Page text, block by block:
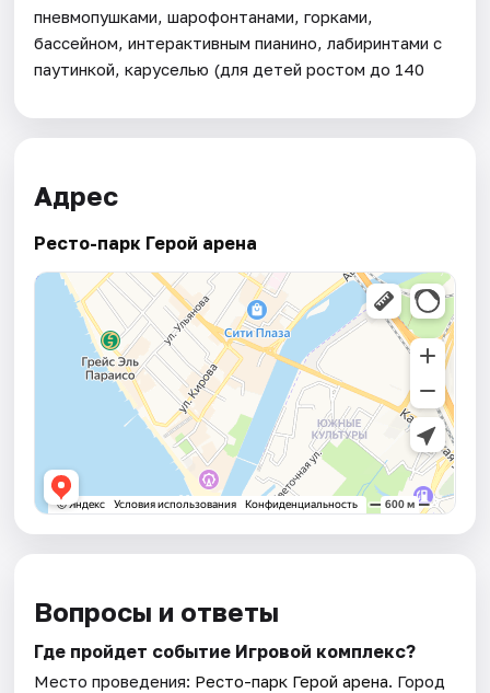
пневмопушками, шарофонтанами, горками,
бассейном, интерактивным пианино, лабиринтами с
паутинкой, каруселью (для детей ростом до 140
Адрес
Ресто-парк Герой арена
Вопросы и ответы
Где пройдет событие Игровой комплекс?
Место проведения: Ресто-парк Герой арена. Город